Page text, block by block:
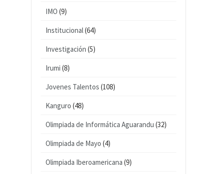
IMO (9)
Institucional(64)
Investigación (5)
Irumi (8)
Jovenes Talentos (108)
Kanguro (48)
Olimpiada de Informática Aguarandu (32)
Olimpiada de Mayo (4)
Olimpiada Iberoamericana (9)